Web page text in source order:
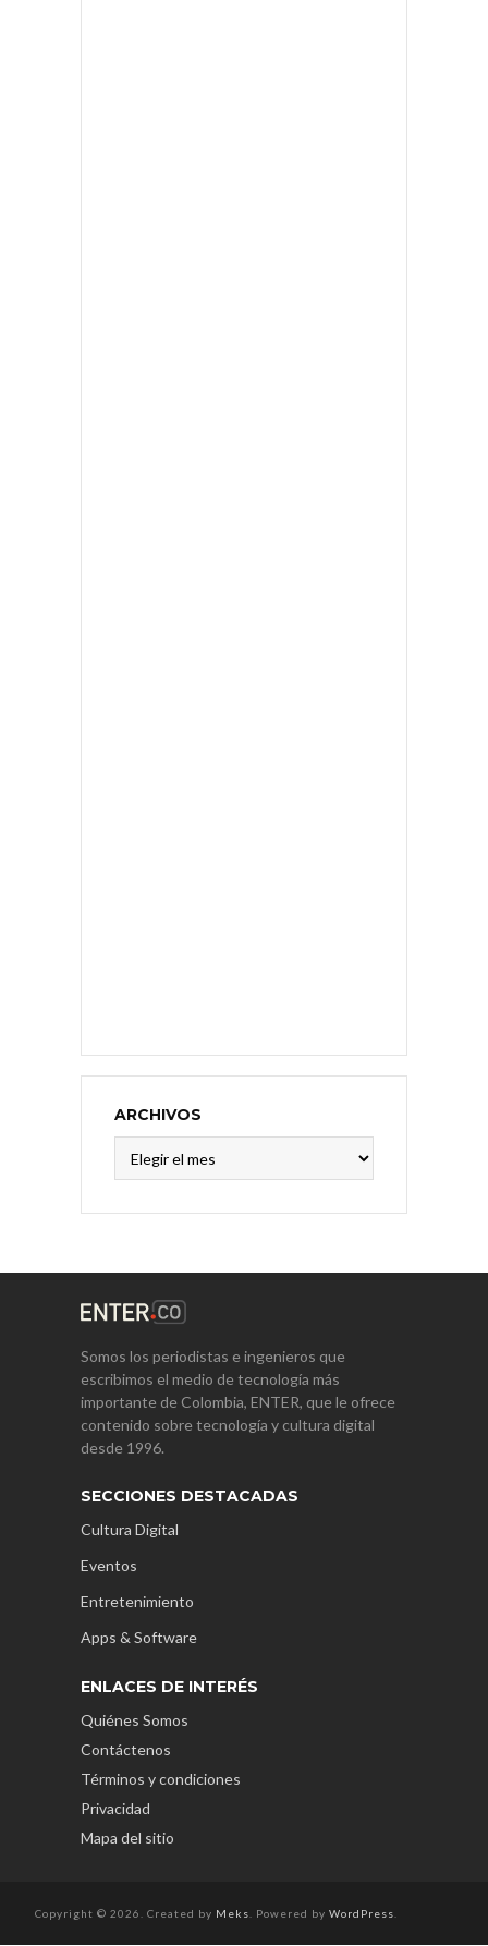
ARCHIVOS
Somos los periodistas e ingenieros que
escribimos el medio de tecnología más
importante de Colombia, ENTER, que le ofrece
contenido sobre tecnología y cultura digital
desde 1996.
SECCIONES DESTACADAS
Cultura Digital
Eventos
Entretenimiento
Apps & Software
ENLACES DE INTERÉS
Quiénes Somos
Contáctenos
Términos y condiciones
Privacidad
Mapa del sitio
Copyright © 2026. Created by Meks . Powered by WordPress